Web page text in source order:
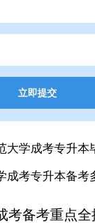
学成考专升本毕业
成考专升本备考
考备考重点